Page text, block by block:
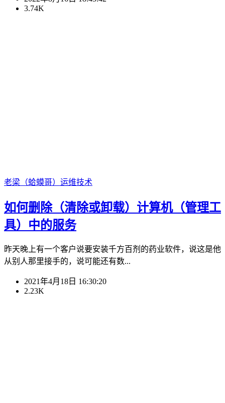
3.74K
老梁（蛤蟆哥） 运维技术
如何删除（清除或卸载）计算机（管理工
具）中的服务
昨天晚上有一个客户说要安装千方百剂的药业软件，说这是他
从别人那里接手的，说可能还有数...
2021年4月18日 16:30:20
2.23K